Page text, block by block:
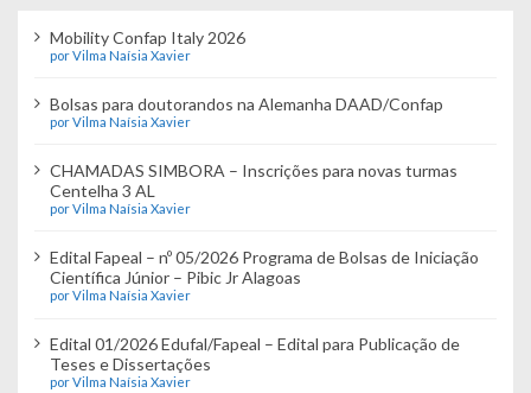
Mobility Confap Italy 2026
por Vilma Naísia Xavier
Bolsas para doutorandos na Alemanha DAAD/Confap
por Vilma Naísia Xavier
CHAMADAS SIMBORA – Inscrições para novas turmas
Centelha 3 AL
por Vilma Naísia Xavier
Edital Fapeal – nº 05/2026 Programa de Bolsas de Iniciação
Científica Júnior – Pibic Jr Alagoas
por Vilma Naísia Xavier
Edital 01/2026 Edufal/Fapeal – Edital para Publicação de
Teses e Dissertações
por Vilma Naísia Xavier